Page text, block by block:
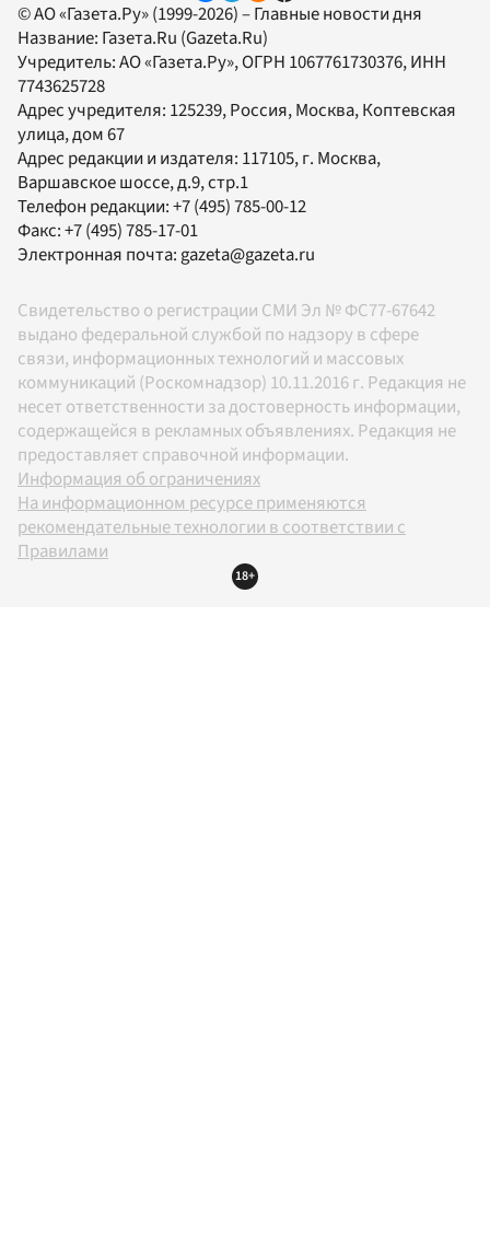
© АО «Газета.Ру» (1999-2026) – Главные новости дня
Название: Газета.Ru (Gazeta.Ru)
Учредитель:АО «Газета.Ру», ОГРН 1067761730376, ИНН
7743625728
Адрес учредителя: 125239, Россия, Москва, Коптевская
улица, дом 67
Адрес редакции и издателя: 117105, г. Москва,
Варшавское шоссе, д.9, стр.1
Телефон редакции:+7 (495) 785-00-12
Факс:+7 (495) 785-17-01
Электронная почта:gazeta@gazeta.ru
Свидетельство о регистрации СМИ Эл № ФС77-67642
выдано федеральной службой по надзору в сфере
связи, информационных технологий и массовых
коммуникаций (Роскомнадзор) 10.11.2016 г. Редакция не
несет ответственности за достоверность информации,
содержащейся в рекламных объявлениях. Редакция не
предоставляет справочной информации.
Информация об ограничениях
На информационном ресурсе применяются
рекомендательные технологии в соответствии с
Правилами
18+